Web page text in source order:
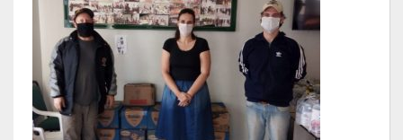
LEIS COMPLEMENTARES
DECRETOS
Publicações